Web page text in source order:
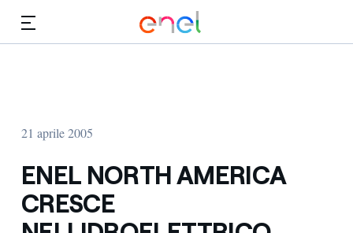
21 aprile 2005
ENEL NORTH AMERICA
CRESCE